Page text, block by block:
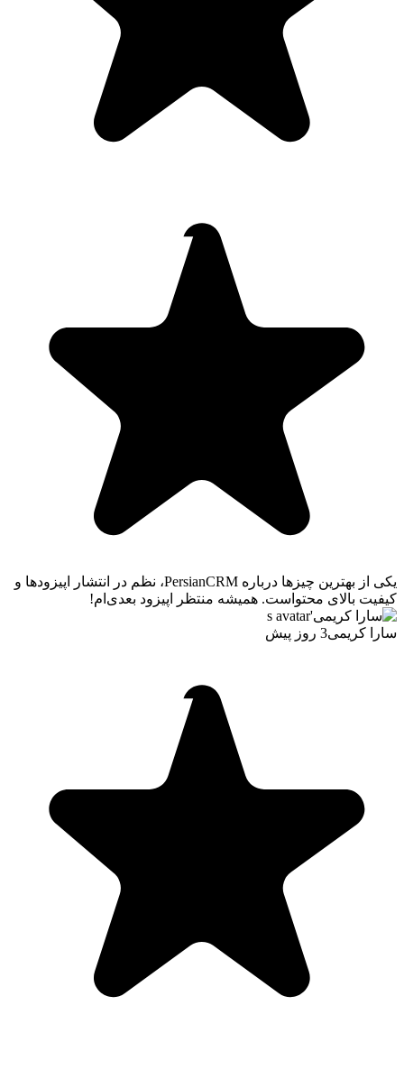
یکی از بهترین چیزها درباره PersianCRM، نظم در انتشار اپیزودها و
کیفیت بالای محتواست. همیشه منتظر اپیزود بعدی‌ام!
سارا کریمی3 روز پیش